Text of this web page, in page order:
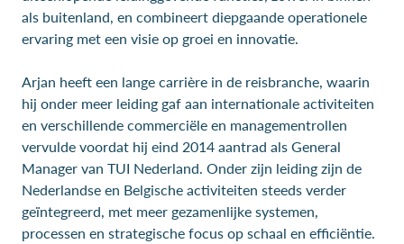
als buitenland, en combineert diepgaande operationele
ervaring met een visie op groei en innovatie.
Arjan heeft een lange carrière in de reisbranche, waarin
hij onder meer leiding gaf aan internationale activiteiten
en verschillende commerciële en managementrollen
vervulde voordat hij eind 2014 aantrad als General
Manager van TUI Nederland. Onder zijn leiding zijn de
Nederlandse en Belgische activiteiten steeds verder
geïntegreerd, met meer gezamenlijke systemen,
processen en strategische focus op schaal en efficiëntie.